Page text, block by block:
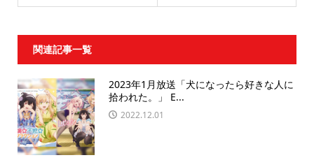
関連記事一覧
2023年1月放送「犬になったら好きな人に
拾われた。」 E...
2022.12.01